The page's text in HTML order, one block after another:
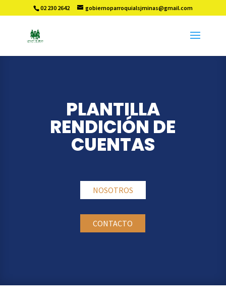
02 230 2642 gobiernoparroquialsjminas@gmail.com
PLANTILLA
RENDICIÓN DE
CUENTAS
NOSOTROS
CONTACTO